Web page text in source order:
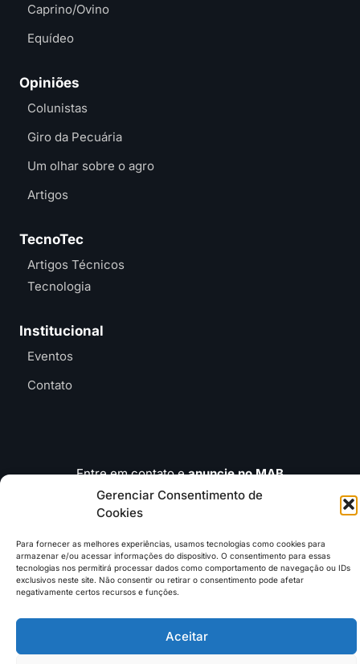
Gerenciar Consentimento de
Cookies
Para fornecer as melhores experiências, usamos tecnologias como cookies para
armazenar e/ou acessar informações do dispositivo. O consentimento para essas
tecnologias nos permitirá processar dados como comportamento de navegação ou IDs
exclusivos neste site. Não consentir ou retirar o consentimento pode afetar
negativamente certos recursos e funções.
Aceitar
Caprino/Ovino
Equídeo
Opiniões
Colunistas
Giro da Pecuária
Um olhar sobre o agro
Artigos
TecnoTec
Artigos Técnicos
Tecnologia
Institucional
Eventos
Contato
Entre em contato eanuncie no MAB
contato@mundoagrobrasil.com.br